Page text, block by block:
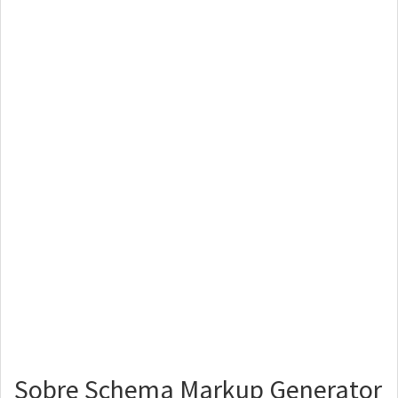
Sobre Schema Markup Generator